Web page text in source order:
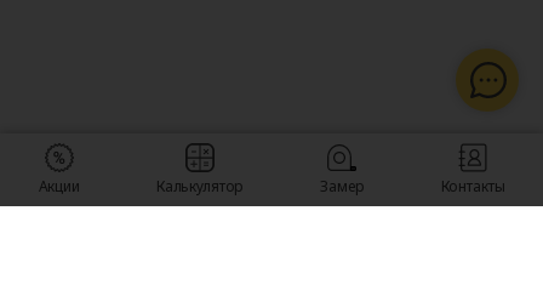
Акции Калькулятор Замер Контакты